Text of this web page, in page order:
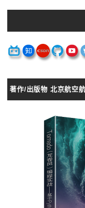
著作/出版物 北京航空